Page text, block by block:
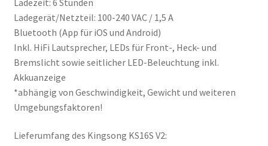
Ladegerät/Netzteil: 100-240 VAC / 1,5 A
Bluetooth (App für iOS und Android)
Inkl. HiFi Lautsprecher, LEDs für Front-, Heck- und
Bremslicht sowie seitlicher LED-Beleuchtung inkl.
Akkuanzeige
*abhängig von Geschwindigkeit, Gewicht und weiteren
Umgebungsfaktoren!
Lieferumfang des Kingsong KS16S V2: